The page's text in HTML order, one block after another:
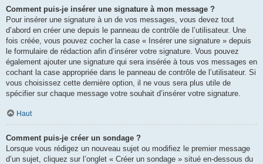
Comment puis-je insérer une signature à mon message ?
Pour insérer une signature à un de vos messages, vous devez tout
d’abord en créer une depuis le panneau de contrôle de l’utilisateur. Une
fois créée, vous pouvez cocher la case « Insérer une signature » depuis
le formulaire de rédaction afin d’insérer votre signature. Vous pouvez
également ajouter une signature qui sera insérée à tous vos messages en
cochant la case appropriée dans le panneau de contrôle de l’utilisateur. Si
vous choisissez cette dernière option, il ne vous sera plus utile de
spécifier sur chaque message votre souhait d’insérer votre signature.
Haut
Comment puis-je créer un sondage ?
Lorsque vous rédigez un nouveau sujet ou modifiez le premier message
d’un sujet, cliquez sur l’onglet « Créer un sondage » situé en-dessous du